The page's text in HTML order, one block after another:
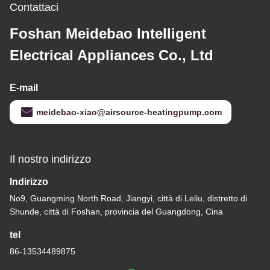
Contattaci
Foshan Meidebao Intelligent
Electrical Appliances Co., Ltd
E-mail
meidebao-xiao@airsource-heatingpump.com
Il nostro indirizzo
Indirizzo
No9, Guangming North Road, Jiangyi, città di Leliu, distretto di
Shunde, città di Foshan, provincia del Guangdong, Cina
tel
86-13534489875